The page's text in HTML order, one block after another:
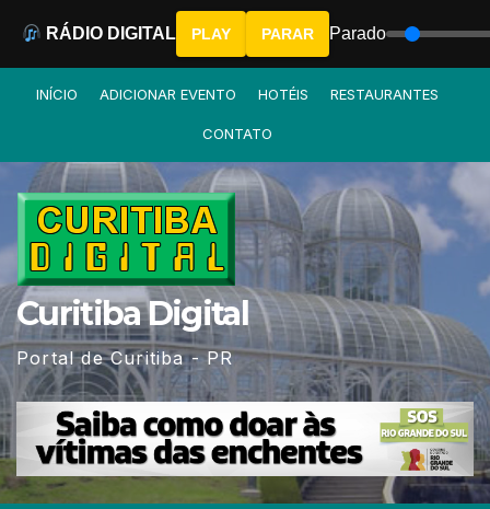
INÍCIO ADICIONAR EVENTO HOTÉIS RESTAURANTES
CONTATO
Curitiba Digital
Portal de Curitiba - PR
RÁDIO DIGITAL PLAY PARAR Parado